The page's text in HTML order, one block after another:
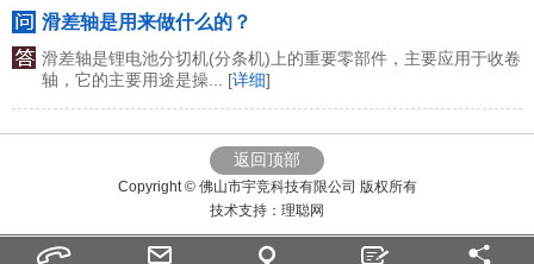
滑差轴是用来做什么的？
滑差轴是锂电池分切机(分条机)上的重要零部件，主要应用于收卷
轴，它的主要用途是操... [详细]
返回顶部
Copyright © 佛山市宇竞科技有限公司 版权所有
技术支持： 理聪网